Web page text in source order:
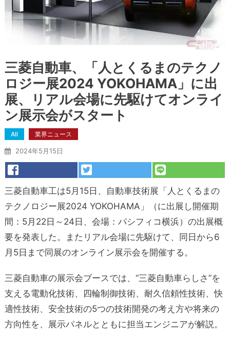
三菱自動車、「人とくるまのテクノ
ロジー展2024 YOKOHAMA」に出
展、リアル会場に先駆けてオンライ
ン展示会がスタート
All 業界ニュース
2024年5月15日
三菱自動車工は5月15日、自動車技術展「人とくるまの
テクノロジー展2024 YOKOHAMA」（に出展し開催期
間：5月22日～24日、会場：パシフィコ横浜）の出展概
要を発表した。またリアル会場に先駆けて、同日から6
月5日まで同展のオンライン展示会を開催する。
三菱自動車の展示会ブースでは、“三菱自動車らしさ”を
支える電動化技術、四輪制御技術、耐久信頼性技術、快
適性技術、安全技術の5つの技術開発の考え方や将来の
方向性を、展示パネルとともに担当エンジニアが解説。